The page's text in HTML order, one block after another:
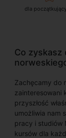
dla
Co zyskasz
Zachęcamy do
zainteresowani
przyszłość
umożliwia nam
pracy i studiów
kursów dla